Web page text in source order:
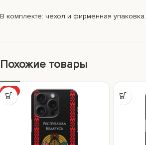
В комплекте: чехол и фирменная упаковка.
Похожие товары
ХИТ